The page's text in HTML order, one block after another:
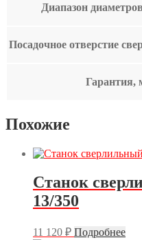
Диапазон
Посадочное отверстие
Гарантия,
Похожие
Станок
13/350
11 120 ₽ Подробнее